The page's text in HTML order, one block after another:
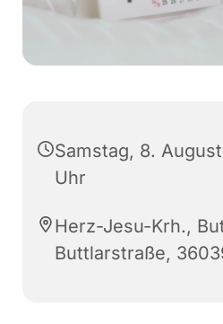
Samstag, 8.
Uhr
Herz-Jesu-Krh.,
Buttlarstraße,